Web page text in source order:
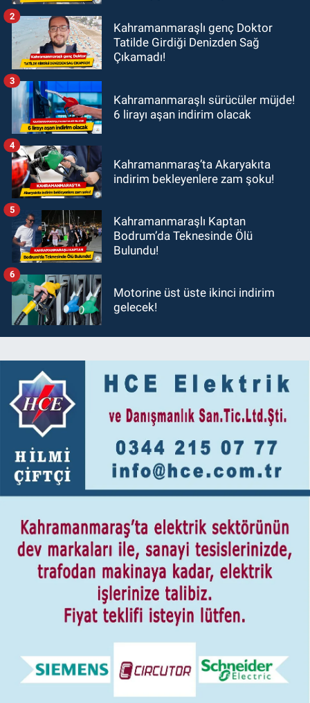
Kahramanmaraşlı genç Doktor
Tatilde Girdiği Denizden Sağ
Çıkamadı!
2
Kahramanmaraşlı sürücüler müjde!
6 lirayı aşan indirim olacak
3
Kahramanmaraş’ta Akaryakıta
indirim bekleyenlere zam şoku!
4
Kahramanmaraşlı Kaptan
Bodrum’da Teknesinde Ölü
Bulundu!
5
Motorine üst üste ikinci indirim
gelecek!
6